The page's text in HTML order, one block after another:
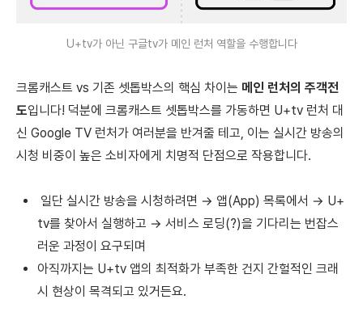
U+tv가 아닌 구글tv가 메인 런처 역할을 수행합니다
크롬캐스트 vs 기존 셋톱박스의 핵심 차이는 메인 런처의 주객전
도입니다! 덕분에 크롬캐스트 셋톱박스를 가동하면 U+tv 런처 대
신 Google TV 런처가 여러분을 반겨줄 테고, 이는 실시간 방송의
시청 비중이 높은 소비자에게 치명적 단점으로 작용합니다.
일단 실시간 방송을 시청하려면 → 앱(App) 목록에서 → U+
tv를 찾아서 실행하고 → 서비스 로딩(?)을 기다리는 번잡스
러운 과정이 요구되며
아직까지는 U+tv 앱의 최적화가 부족한 건지 간헐적인 크래
시 현상이 목격되고 있거든요.